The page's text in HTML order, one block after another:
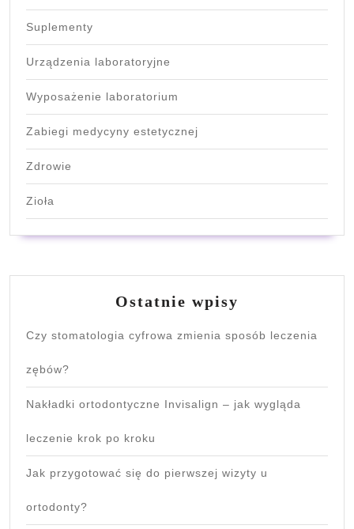
Suplementy
Urządzenia laboratoryjne
Wyposażenie laboratorium
Zabiegi medycyny estetycznej
Zdrowie
Zioła
Ostatnie wpisy
Czy stomatologia cyfrowa zmienia sposób leczenia
zębów?
Nakładki ortodontyczne Invisalign – jak wygląda
leczenie krok po kroku
Jak przygotować się do pierwszej wizyty u
ortodonty?